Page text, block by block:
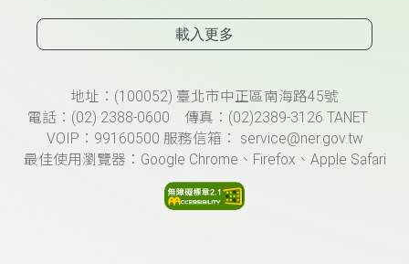
載入更多
頁尾資訊地址：(100052) 臺北市中正區南海路45號
電話：(02) 2388-0600 傳真：(02)2389-3126 TANET
VOIP：99160500 服務信箱： service@ner.gov.tw
最佳使用瀏覽器：Google Chrome、Firefox、Apple Safari